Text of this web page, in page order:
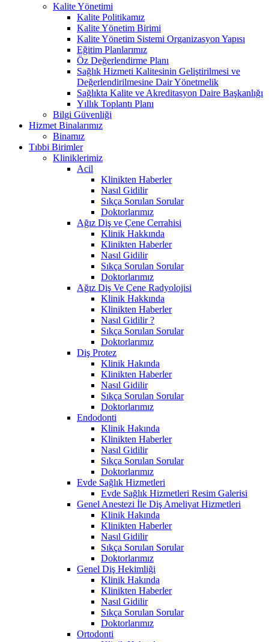
Kalite Yönetimi
Kalite Politikamız
Kalite Yönetim Birimi
Kalite Yönetim Sistemi Organizasyon Yapısı
Eğitim Planlarımız
Öz Değerlendirme Planı
Sağlık Hizmeti Kalitesinin Geliştirilmesi ve
Değerlendirilmesine Dair Yönetmelik
Sağlıkta Kalite ve Akreditasyon Daire Başkanlığı
Yıllık Toplantı Planı
Bilgi Güvenliği
Hizmet Binalarımız
Binamız
Tıbbi Birimler
Kliniklerimiz
Acil
Klinikten Haberler
Nasıl Gidilir
Sıkça Sorulan Sorular
Doktorlarımız
Ağız Diş ve Çene Cerrahisi
Klinik Hakkında
Klinikten Haberler
Nasıl Gidilir
Sıkça Sorulan Sorular
Doktorlarımız
Ağız Diş Ve Çene Radyolojisi
Klinik Hakkında
Klinikten Haberler
Nasıl Gidilir ?
Sıkça Sorulan Sorular
Doktorlarımız
Diş Protez
Klinik Hakında
Klinikten Haberler
Nasıl Gidilir
Sıkça Sorulan Sorular
Doktorlarımız
Endodonti
Klinik Hakında
Klinikten Haberler
Nasıl Gidilir
Sıkça Sorulan Sorular
Doktorlarımız
Evde Sağlık Hizmetleri
Evde Sağlık Hizmetleri Resim Galerisi
Genel Anestezi İle Diş Ameliyat Hizmetleri
Klinik Hakında
Klinikten Haberler
Nasıl Gidilir
Sıkça Sorulan Sorular
Doktorlarımız
Genel Diş Hekimliği
Klinik Hakında
Klinikten Haberler
Nasıl Gidilir
Sıkça Sorulan Sorular
Doktorlarımız
Ortodonti